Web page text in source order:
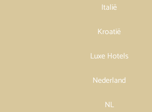
Italië
Kroatië
Luxe Hotels
Nederland
NL